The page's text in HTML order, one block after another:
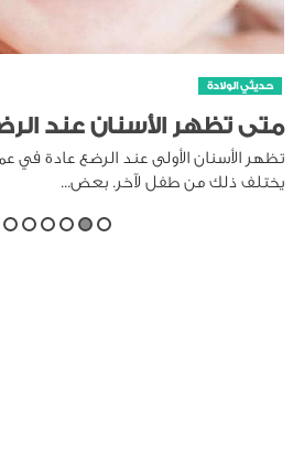
حديثي الولادة
متى تظهر الأسنان عند
يختلف ذلك من طفل لآخر. بعض...